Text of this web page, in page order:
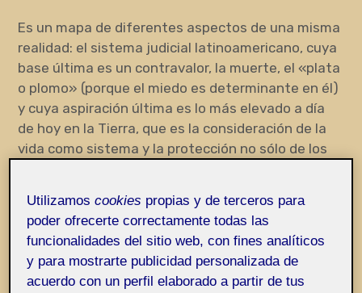
Es un mapa de diferentes aspectos de una misma
realidad: el sistema judicial latinoamericano, cuya
base última es un contravalor, la muerte, el «plata
o plomo» (porque el miedo es determinante en él)
y cuya aspiración última es lo más elevado a día
de hoy en la Tierra, que es la consideración de la
vida como sistema y la protección no sólo de los
escrito en negro; la vida y los logros, en rosa (v.
final de esta entrada).
Utilizamoscookies propias y de terceros para
poder ofrecerte correctamente todas las
funcionalidades del sitio web, con fines analíticos
y para mostrarte publicidad personalizada de
acuerdo con un perfil elaborado a partir de tus